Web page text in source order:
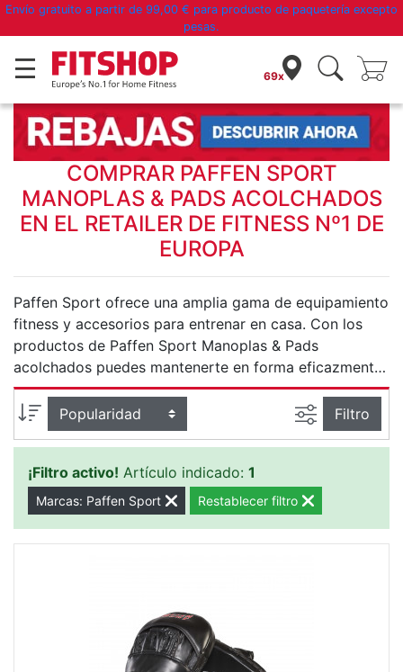
Envío gratuito a partir de 99,00 € para producto de paquetería excepto
pesas.
69x
Manoplas & Pads acolchados
COMPRAR PAFFEN SPORT
MANOPLAS & PADS ACOLCHADOS
EN EL RETAILER DE FITNESS Nº1 DE
EUROPA
Paffen Sport ofrece una amplia gama de equipamiento
fitness y accesorios para entrenar en casa. Con los
productos de Paffen Sport Manoplas & Pads
acolchados puedes mantenerte en forma eficazmente,
adelgazar y cuidar tu salud.
Ordenar por
Busqueda
Filtro
¡Filtro activo! Artículo indicado: 1
Marcas: Paffen Sport Restablecer filtro